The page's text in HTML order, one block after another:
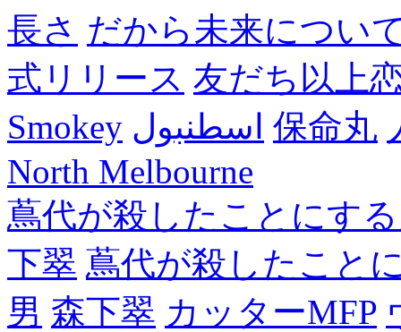
長さ だから未来につい
式リリース 友だち以上
Smokey اسطنبول 保命丸
North Melbourne
蔦代が殺したことにす
下翠 蔦代が殺したこと
男 森下翠 カッターMFP